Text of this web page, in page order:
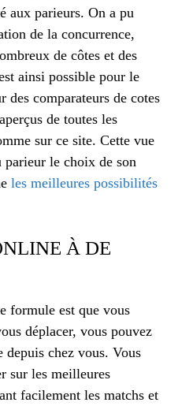
aux parieurs. On a pu
de la concurrence,
de côtes et des
ainsi possible pour le
des comparateurs de cotes
de toutes les
sur ce site. Cette vue
parieur le choix de son
les meilleures possibilités
À DE
formule est que vous
déplacer, vous pouvez
chez vous. Vous
sur les meilleures
facilement les matchs et